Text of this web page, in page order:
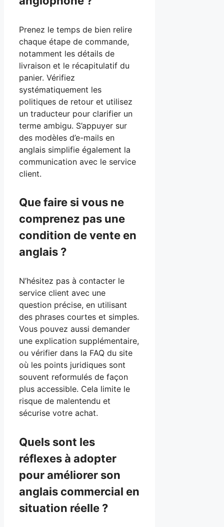
Prenez le temps de bien relire
chaque étape de commande,
notamment les détails de
livraison et le récapitulatif du
panier. Vérifiez
systématiquement les
politiques de retour et utilisez
un traducteur pour clarifier un
terme ambigu. S’appuyer sur
des modèles d’e-mails en
anglais simplifie également la
communication avec le service
client.
Que faire si vous ne
comprenez pas une
condition de vente en
anglais ?
N’hésitez pas à contacter le
service client avec une
question précise, en utilisant
des phrases courtes et simples.
Vous pouvez aussi demander
une explication supplémentaire,
ou vérifier dans la FAQ du site
où les points juridiques sont
souvent reformulés de façon
plus accessible. Cela limite le
risque de malentendu et
sécurise votre achat.
Quels sont les
réflexes à adopter
pour améliorer son
anglais commercial en
situation réelle ?